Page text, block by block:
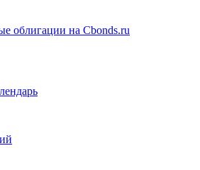
облигации на Cbonds.ru